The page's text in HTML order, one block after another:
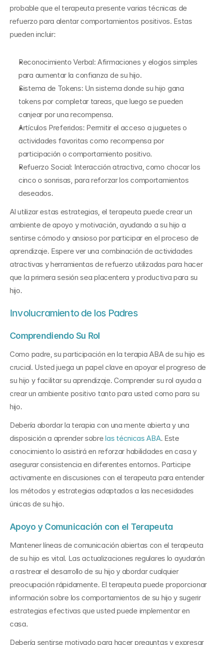
probable que el terapeuta presente varias técnicas de
refuerzo para alentar comportamientos positivos. Estas
pueden incluir:
Reconocimiento Verbal: Afirmaciones y elogios simples
para aumentar la confianza de su hijo.
Sistema de Tokens: Un sistema donde su hijo gana
tokens por completar tareas, que luego se pueden
canjear por una recompensa.
Artículos Preferidos: Permitir el acceso a juguetes o
actividades favoritas como recompensa por
participación o comportamiento positivo.
Refuerzo Social: Interacción atractiva, como chocar los
cinco o sonrisas, para reforzar los comportamientos
deseados.
Al utilizar estas estrategias, el terapeuta puede crear un
ambiente de apoyo y motivación, ayudando a su hijo a
sentirse cómodo y ansioso por participar en el proceso de
aprendizaje. Espere ver una combinación de actividades
atractivas y herramientas de refuerzo utilizadas para hacer
que la primera sesión sea placentera y productiva para su
hijo.
Involucramiento de los Padres
Comprendiendo Su Rol
Como padre, su participación en la terapia ABA de su hijo es
crucial. Usted juega un papel clave en apoyar el progreso de
su hijo y facilitar su aprendizaje. Comprender su rol ayuda a
crear un ambiente positivo tanto para usted como para su
hijo.
Debería abordar la terapia con una mente abierta y una
disposición a aprender sobre las técnicas ABA. Este
conocimiento lo asistirá en reforzar habilidades en casa y
asegurar consistencia en diferentes entornos. Participe
activamente en discusiones con el terapeuta para entender
los métodos y estrategias adaptados a las necesidades
únicas de su hijo.
Apoyo y Comunicación con el Terapeuta
Mantener líneas de comunicación abiertas con el terapeuta
de su hijo es vital. Las actualizaciones regulares lo ayudarán
a rastrear el desarrollo de su hijo y abordar cualquier
preocupación rápidamente. El terapeuta puede proporcionar
información sobre los comportamientos de su hijo y sugerir
estrategias efectivas que usted puede implementar en
casa.
Debería sentirse motivado para hacer preguntas y expresar